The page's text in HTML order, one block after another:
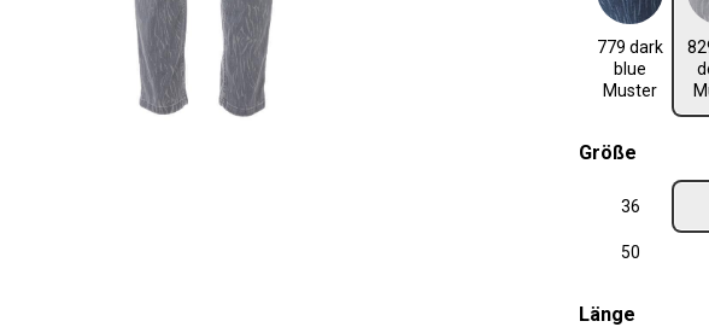
779 dark
blue
Muster
779 dark blue Muster
829 grey
Größe
36
50
Länge